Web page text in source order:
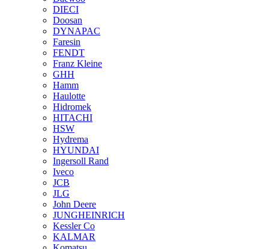
DIECI
Doosan
DYNAPAC
Faresin
FENDT
Franz Kleine
GHH
Hamm
Haulotte
Hidromek
HITACHI
HSW
Hydrema
HYUNDAI
Ingersoll Rand
Iveco
JCB
JLG
John Deere
JUNGHEINRICH
Kessler Co
KALMAR